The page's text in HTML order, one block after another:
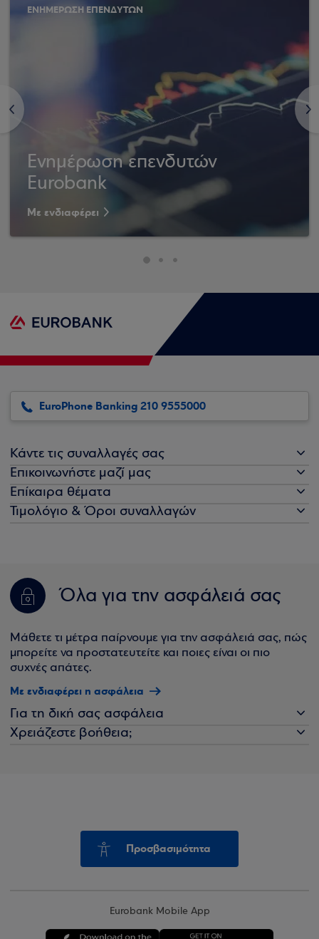
<
ΕΝΗΜΕΡΩΣΗ ΕΠΕΝΔΥΤΩΝ
Ενημέρωση επενδυτών
Eurobank
Με ενδιαφέρει
>
EuroPhone Banking 210 9555000
Κάντε τις συναλλαγές σας
Επικοινωνήστε μαζί μας
Επίκαιρα θέματα
Τιμολόγιο & Όροι συναλλαγών
Όλα για την ασφάλειά σας
Μάθετε τι μέτρα παίρνουμε για την ασφάλειά σας, πώς
μπορείτε να προστατευτείτε και ποιες είναι οι πιο
συχνές απάτες.
Με ενδιαφέρει η ασφάλεια
Για τη δική σας ασφάλεια
Χρειάζεστε βοήθεια;
Προσβασιμότητα
Eurobank Mobile App